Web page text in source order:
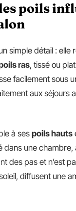
poils
simple détail :
ras, tissé ou
facilement sous
aux séjours
à ses poils hauts
dans une
des pas et n’est
diffusent une